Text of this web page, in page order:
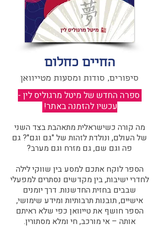
החיים כחלום
סיפורים, סודות ומסעות מטייוואן
ספרה החדש של מיטל מרגוליס לין -
עכשיו להזמנה באתר!
מה קורה כשישראלית מתאהבת בצד השני
של העולם, ונולדת לזהות של "גם וגם"? גם
פה וגם שם, גם מזרח וגם מערב?​​
הספר לוקח אתכם למסע בין שווקי לילה
לחדרי ישיבות, בין מקדשים נסתרים למפעלי
שבבים בחזית החדשנות. דרך יומנים
אישיים, תובנות תרבותיות ומידע שימושי,
הספר חושף את טייוואן כפי שלא ראיתם
אותה – אי מורכב, חי ומלא מסתורין.